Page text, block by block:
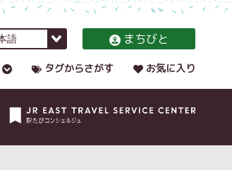
まちびと
タグからさがす お気に入り